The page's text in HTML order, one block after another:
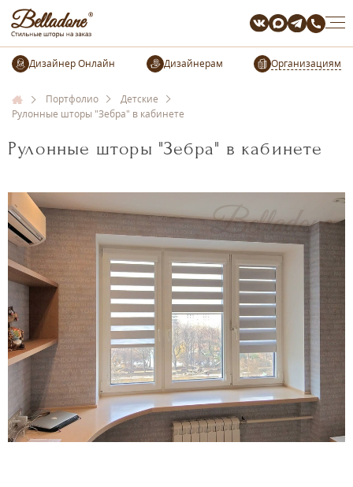
Организациям
Портфолио
Детские
Рулонные шторы "Зебра" в кабинете
Рулонные шторы "Зебра" в кабинете